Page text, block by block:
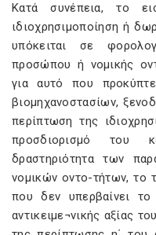
Κατά συνέπεια, το
ιδιοχρησιμοποίηση ή
υπόκειται σε
προσώπου ή νομικής
για αυτό που
βιομηχανοστασίων,
περίπτωση της
προσδιορισμό του
δραστηριότητα των
νομικών οντο-τήτων, το
που δεν υπερβαίνει
αντικειμε¬νικής αξίας